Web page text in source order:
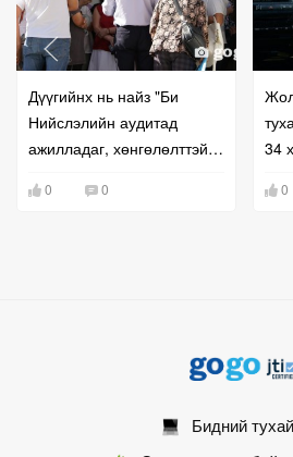
Дүүгийнх нь найз "Би
Нийслэлийн аудитад
ажилладаг, хөнгөлөлттэй
оруулна" гэж залилжээ
0 0
34
0
Бидний тухай